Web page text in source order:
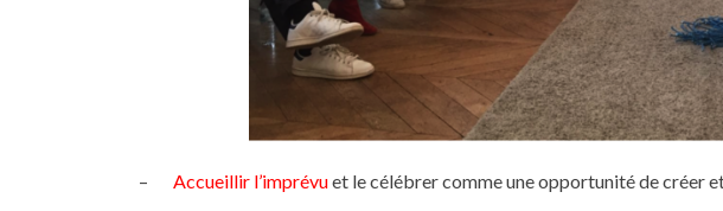
– Accueillir l’imprévuet le célébrer comme une opportunité de créer